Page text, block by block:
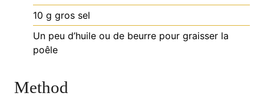
10 g gros sel
Un peu d’huile ou de beurre pour graisser la
poêle
Method